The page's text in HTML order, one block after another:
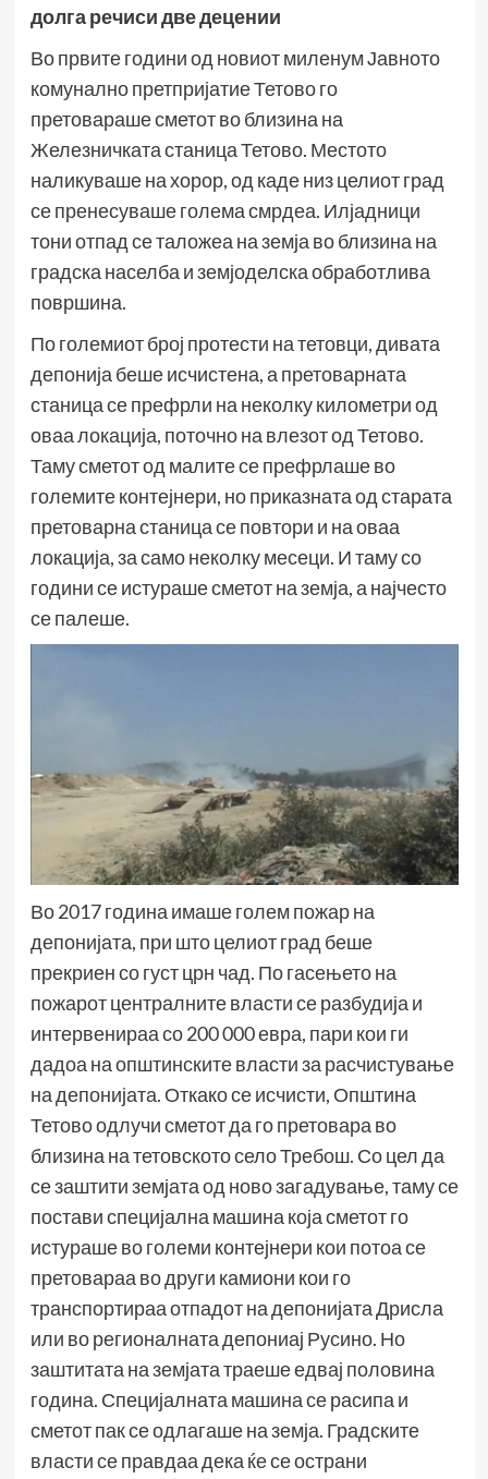
долга речиси две децении
Во првите години од новиот миленум Јавното
комунално претпријатие Тетово го
претовараше сметот во близина на
Железничката станица Тетово. Местото
наликуваше на хорор, од каде низ целиот град
се пренесуваше голема смрдеа. Илјадници
тони отпад се таложеа на земја во близина на
градска населба и земјоделска обработлива
површина.
По големиот број протести на тетовци, дивата
депонија беше исчистена, а претоварната
станица се префрли на неколку километри од
оваа локација, поточно на влезот од Тетово.
Таму сметот од малите се префрлаше во
големите контејнери, но приказната од старата
претоварна станица се повтори и на оваа
локација, за само неколку месеци. И таму со
години се истураше сметот на земја, а најчесто
се палеше.
Во 2017 година имаше голем пожар на
депонијата, при што целиот град беше
прекриен со густ црн чад. По гасењето на
пожарот централните власти се разбудија и
интервенираа со 200 000 евра, пари кои ги
дадоа на општинските власти за расчистување
на депонијата. Откако се исчисти, Општина
Тетово одлучи сметот да го претовара во
близина на тетовското село Требош. Со цел да
се заштити земјата од ново загадување, таму се
постави специјална машина која сметот го
истураше во големи контејнери кои потоа се
претовараа во други камиони кои го
транспортираа отпадот на депонијата Дрисла
или во регионалната депониај Русино. Но
заштитата на земјата траеше едвај половина
година. Специјалната машина се расипа и
сметот пак се одлагаше на земја. Градските
власти се правдаа дека ќе се острани